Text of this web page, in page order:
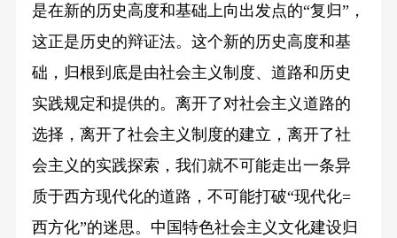
是在新的历史高度和基础上向出发点的“复归”，
这正是历史的辩证法。这个新的历史高度和基
础，归根到底是由社会主义制度、道路和历史
实践规定和提供的。离开了对社会主义道路的
选择，离开了社会主义制度的建立，离开了社
会主义的实践探索，我们就不可能走出一条异
质于西方现代化的道路，不可能打破“现代化=
西方化”的迷思。中国特色社会主义文化建设归